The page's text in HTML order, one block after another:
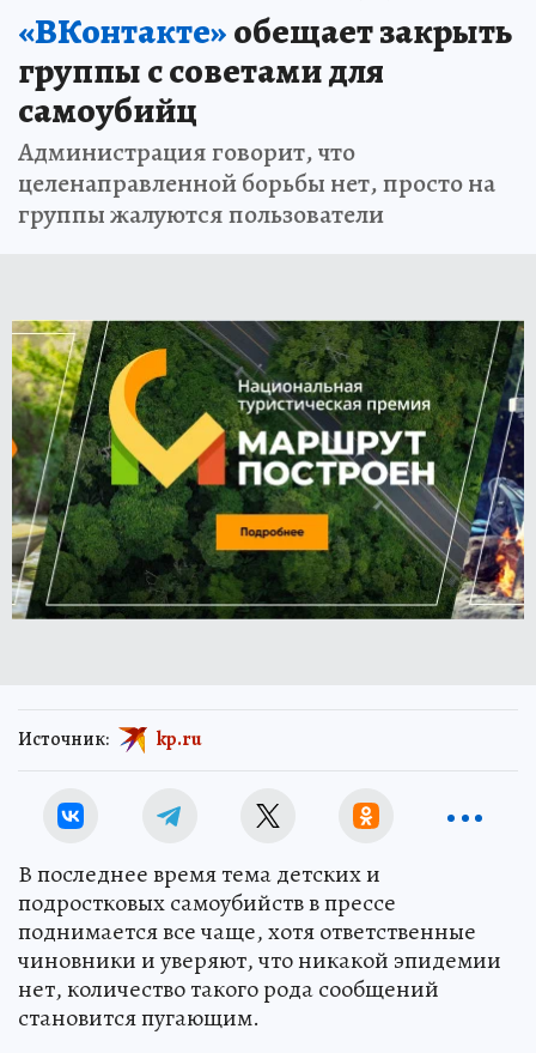
«ВКонтакте»обещает закрыть
группы с советами для
самоубийц
Администрация говорит, что
целенаправленной борьбы нет, просто на
группы жалуются пользователи
Источник: kp.ru
В последнее время тема детских и
подростковых самоубийств в прессе
поднимается все чаще, хотя ответственные
чиновники и уверяют, что никакой эпидемии
нет, количество такого рода сообщений
становится пугающим.